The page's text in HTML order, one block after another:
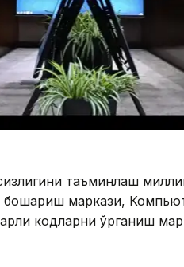
таъминлаш
маркази,
кодларни ўрганиш